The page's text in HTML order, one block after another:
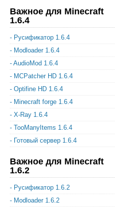
Важное для Minecraft
1.6.4
- Русификатор 1.6.4
- Modloader 1.6.4
- AudioMod 1.6.4
- MCPatcher HD 1.6.4
- Optifine HD 1.6.4
- Minecraft forge 1.6.4
- X-Ray 1.6.4
- TooManyItems 1.6.4
- Готовый сервер 1.6.4
Важное для Minecraft
1.6.2
- Русификатор 1.6.2
- Modloader 1.6.2